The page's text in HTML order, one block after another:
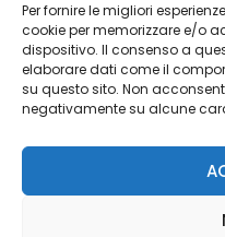
Per fornire le migliori
cookie per memorizzare e/o
dispositivo. Il consenso a
elaborare dati come il
su questo sito. Non
negativamente su alcune
Cookie Policy
Risorse Aggiuntive